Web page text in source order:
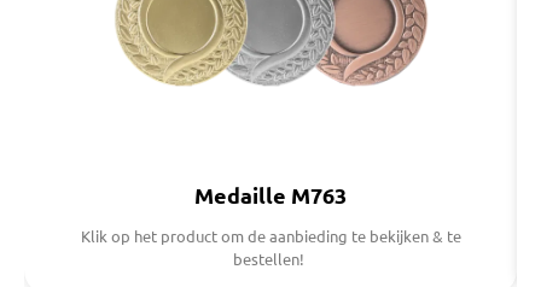
Medaille M763
Klik op het product om de aanbieding te bekijken & te
bestellen!